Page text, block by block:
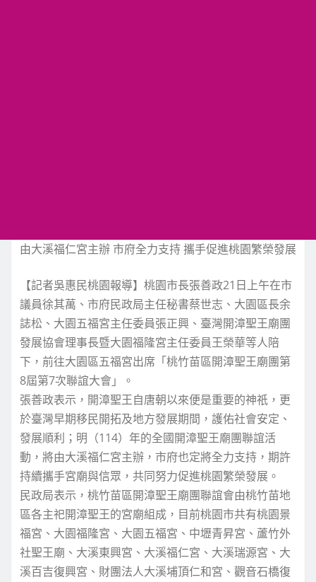
由大溪福仁宮主辦 市府全力支持 攜手促進桃園繁榮發展
【記者吳惠民桃園報導】桃園市長張善政21日上午在市
議員徐其萬、市府民政局主任秘書蔡世志、大園區長余
誌松、大園五福宮主任委員張正興、臺灣開漳聖王廟團
發展協會理事長暨大園福隆宮主任委員王榮華等人陪
下，前往大園區五福宮出席「桃竹苗區開漳聖王廟團第
8屆第7次聯誼大會」。
張善政表示，開漳聖王自唐朝以來便是重要的神祇，更
於臺灣早期移民開拓及地方發展期間，護佑社會安定、
發展順利；明（114）年的全國開漳聖王廟團聯誼活
動，將由大溪福仁宮主辦，市府也定將全力支持，期許
持續攜手宮廟與信眾，共同努力促進桃園繁榮發展。
民政局表示，桃竹苗區開漳聖王廟團聯誼會由桃竹苗地
區各主祀開漳聖王的宮廟組成，目前桃園市共有桃園景
福宮、大園福隆宮、大園五福宮、中壢青昇宮、蘆竹外
社聖王廟、大溪東興宮、大溪福仁宮、大溪瑞源宮、大
溪百吉復興宮、財團法人大溪埔頂仁和宮、觀音石橋復